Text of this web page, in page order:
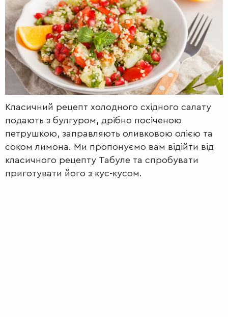
РАДІО КРАСА
LIFESTYLE FASHION ТРАДИЦІЇ
PETS
Класичний рецепт холодного східного салату
подають з булгуром, дрібно посіченою
петрушкою, заправляють оливковою олією та
соком лимона. Ми пропонуємо вам відійти від
класичного рецепту Табуле та спробувати
приготувати його з кус-кусом.